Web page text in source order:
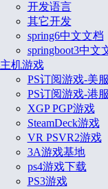
开发语言
其它开发
spring6中文文档
springboot3中文
主机游戏
PS订阅游戏-美服
PS订阅游戏-港服
XGP PGP游戏
SteamDeck游戏
VR PSVR2游戏
3A游戏基地
ps4游戏下载
PS3游戏